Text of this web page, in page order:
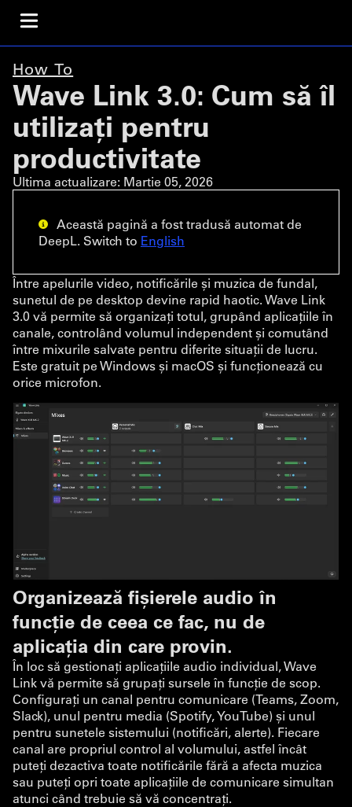
How To
Wave Link 3.0: Cum să îl
utilizați pentru
productivitate
Ultima actualizare: Martie 05, 2026
Această pagină a fost tradusă automat de
DeepL. Switch to English
Între apelurile video, notificările și muzica de fundal,
sunetul de pe desktop devine rapid haotic. Wave Link
3.0 vă permite să organizați totul, grupând aplicațiile în
canale, controlând volumul independent și comutând
între mixurile salvate pentru diferite situații de lucru.
Este gratuit pe Windows și macOS și funcționează cu
orice microfon.
Organizează fișierele audio în
funcție de ceea ce fac, nu de
aplicația din care provin.
În loc să gestionați aplicațiile audio individual, Wave
Link vă permite să grupați sursele în funcție de scop.
Configurați un canal pentru comunicare (Teams, Zoom,
Slack), unul pentru media (Spotify, YouTube) și unul
pentru sunetele sistemului (notificări, alerte). Fiecare
canal are propriul control al volumului, astfel încât
puteți dezactiva toate notificările fără a afecta muzica
sau puteți opri toate aplicațiile de comunicare simultan
atunci când trebuie să vă concentrați.